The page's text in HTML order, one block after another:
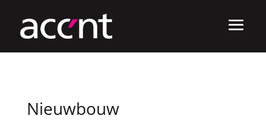
Nieuwbouw